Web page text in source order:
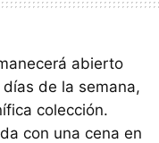
abierto
de la semana,
colección.
con una cena en